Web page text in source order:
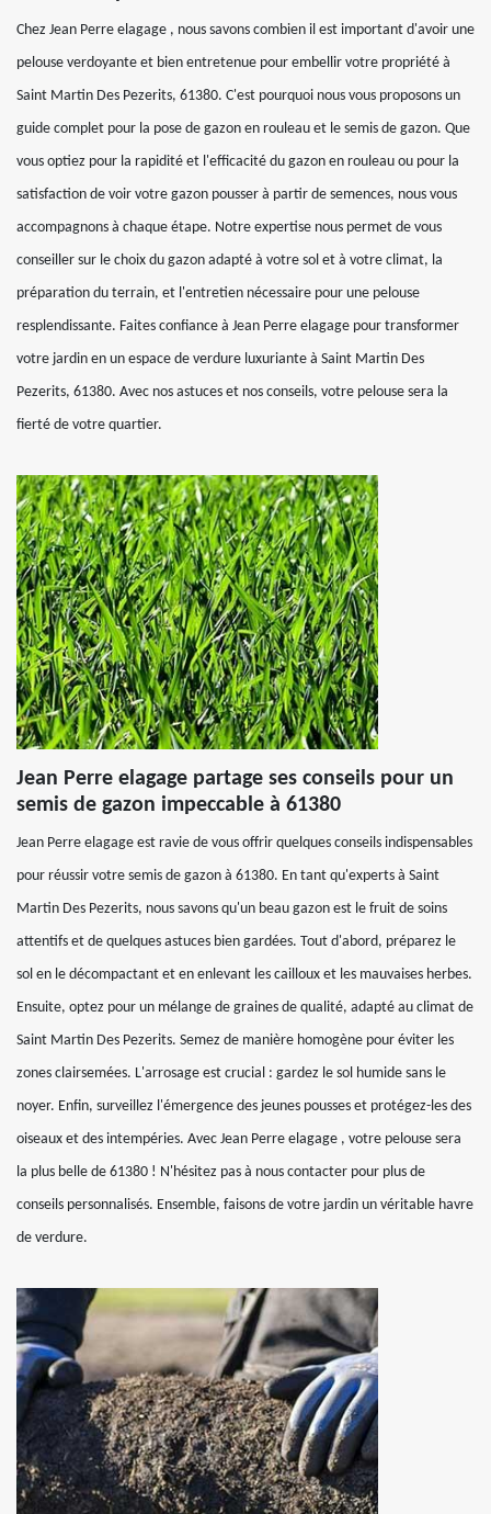
Chez Jean Perre elagage , nous savons combien il est important d'avoir une
pelouse verdoyante et bien entretenue pour embellir votre propriété à
Saint Martin Des Pezerits, 61380. C'est pourquoi nous vous proposons un
guide complet pour la pose de gazon en rouleau et le semis de gazon. Que
vous optiez pour la rapidité et l'efficacité du gazon en rouleau ou pour la
satisfaction de voir votre gazon pousser à partir de semences, nous vous
accompagnons à chaque étape. Notre expertise nous permet de vous
conseiller sur le choix du gazon adapté à votre sol et à votre climat, la
préparation du terrain, et l'entretien nécessaire pour une pelouse
resplendissante. Faites confiance à Jean Perre elagage pour transformer
votre jardin en un espace de verdure luxuriante à Saint Martin Des
Pezerits, 61380. Avec nos astuces et nos conseils, votre pelouse sera la
fierté de votre quartier.
Jean Perre elagage partage ses conseils pour un
semis de gazon impeccable à 61380
Jean Perre elagage est ravie de vous offrir quelques conseils indispensables
pour réussir votre semis de gazon à 61380. En tant qu'experts à Saint
Martin Des Pezerits, nous savons qu'un beau gazon est le fruit de soins
attentifs et de quelques astuces bien gardées. Tout d'abord, préparez le
sol en le décompactant et en enlevant les cailloux et les mauvaises herbes.
Ensuite, optez pour un mélange de graines de qualité, adapté au climat de
Saint Martin Des Pezerits. Semez de manière homogène pour éviter les
zones clairsemées. L'arrosage est crucial : gardez le sol humide sans le
noyer. Enfin, surveillez l'émergence des jeunes pousses et protégez-les des
oiseaux et des intempéries. Avec Jean Perre elagage , votre pelouse sera
la plus belle de 61380 ! N'hésitez pas à nous contacter pour plus de
conseils personnalisés. Ensemble, faisons de votre jardin un véritable havre
de verdure.